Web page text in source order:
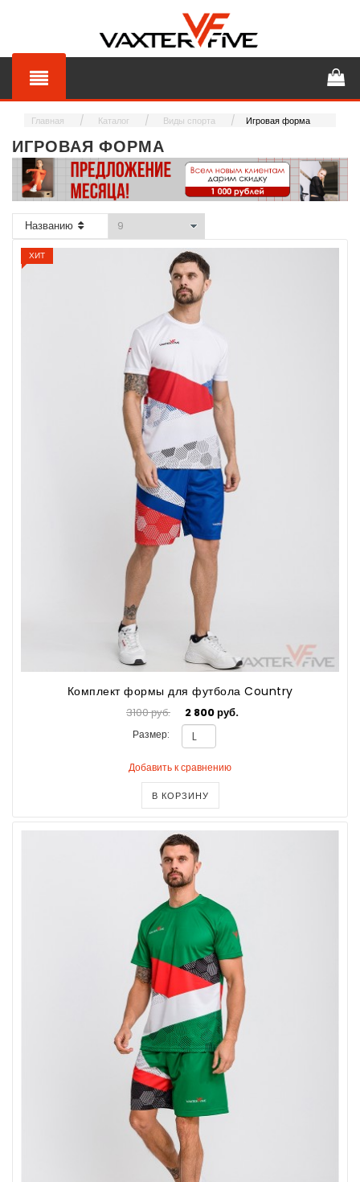
Главная Каталог Виды спорта Игровая форма
ИГРОВАЯ ФОРМА
Названию
ХИТ
Комплект формы для футбола Country
3100 руб. 2 800 руб.
Размер:
Добавить к сравнению
В КОРЗИНУ